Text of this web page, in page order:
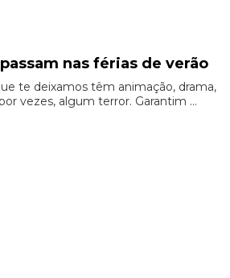
nas férias de verão
te deixamos têm animação, drama,
vezes, algum terror. Garantim ...